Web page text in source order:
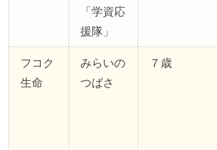
「学資応
援隊」
フコク
生命
みらいの
つばさ
７歳